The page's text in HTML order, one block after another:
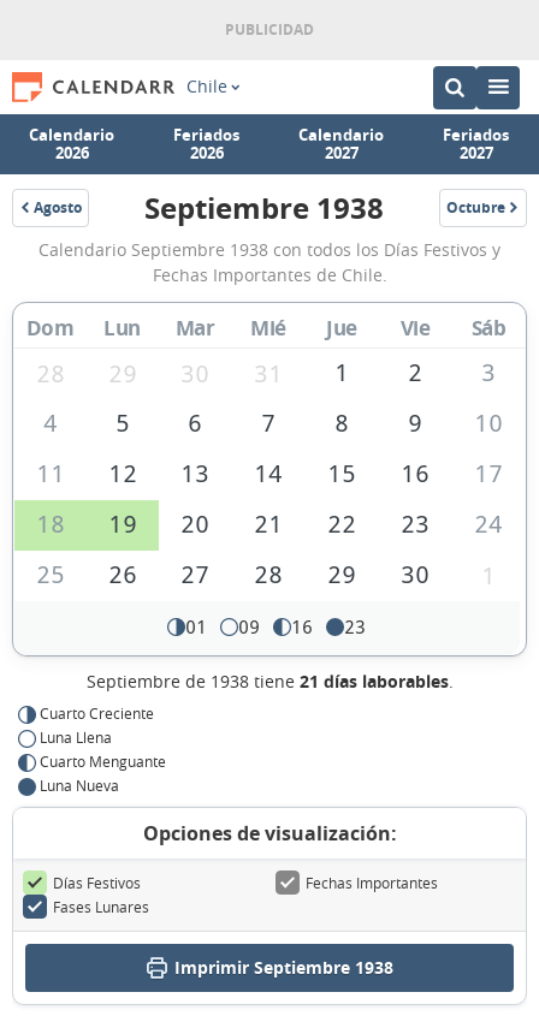
Chile
Calendario
2026
Feriados
2026
Calendario
2027
Feriados
2027
Agosto
1938
Calendario
Septiembre
1938
de
Chile
Septiembre 1938 Octubre
1938
Calendario Septiembre 1938 con todos los Días Festivos y
Fechas Importantes de Chile.
Dom Lun Mar Mié Jue Vie Sáb
28 29 30 31 1 2
3
4
5 6 7 8 9
10
11
12 13 14 15 16
17
18
19 20 21 22 23
24
25
26 27 28 29 30 1
01 09 16 23
Septiembre de 1938 tiene 21 días laborables.
Cuarto Creciente
Luna Llena
Cuarto Menguante
Luna Nueva
Opciones de visualización:
Días Festivos
Fechas Importantes
Fases Lunares
Imprimir Septiembre 1938